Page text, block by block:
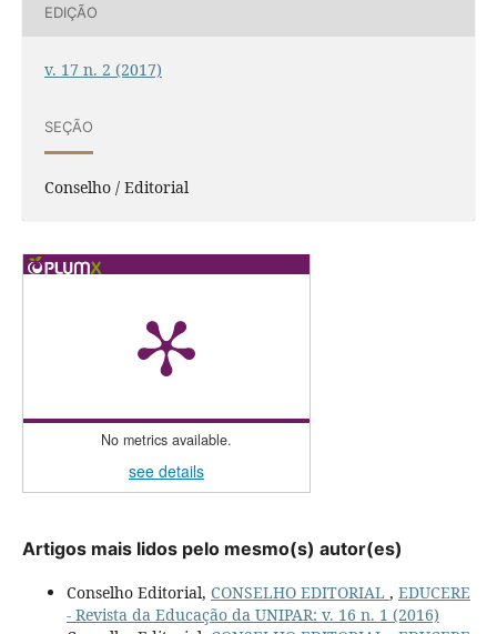
EDIÇÃO
v. 17 n. 2 (2017)
SEÇÃO
Conselho / Editorial
No metrics available.
see details
Artigos mais lidos pelo mesmo(s) autor(es)
Conselho Editorial, CONSELHO EDITORIAL , EDUCERE
- Revista da Educação da UNIPAR: v. 16 n. 1 (2016)